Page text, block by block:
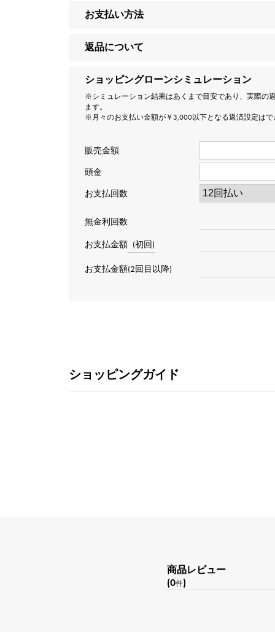
お支払い方法
返品について
ショッピングローンシミュレーション
※シミュレーション結果はあくまで目安であり、実際の
ます。
※月々のお支払い金額が￥3,000以下となる返済設定はで
販売金額
頭金
お支払回数
無金利回数
お支払金額 (初回)
お支払金額(2回目以降)
ショッピングガイド
商品レビュー
(0件)